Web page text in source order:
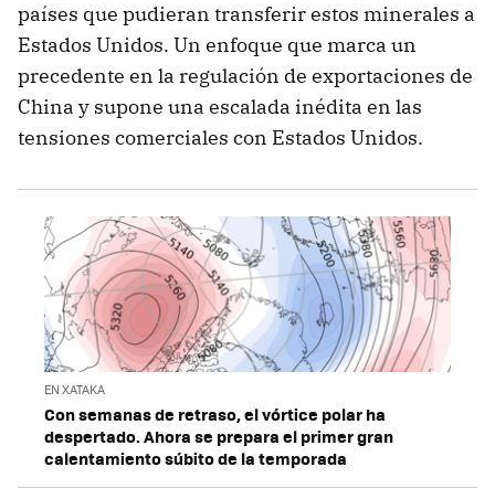
países que pudieran transferir estos minerales a
Estados Unidos. Un enfoque que marca un
precedente en la regulación de exportaciones de
China y supone una escalada inédita en las
tensiones comerciales con Estados Unidos.
EN XATAKA
Con semanas de retraso, el vórtice polar ha
despertado. Ahora se prepara el primer gran
calentamiento súbito de la temporada